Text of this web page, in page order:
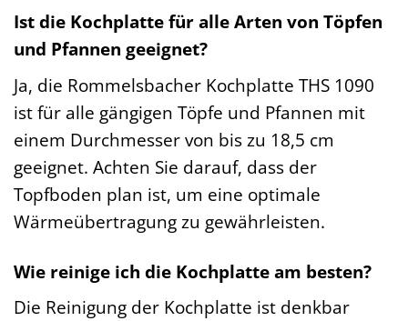
Ist die Kochplatte für alle Arten von Töpfen
und Pfannen geeignet?
Ja, die Rommelsbacher Kochplatte THS 1090
ist für alle gängigen Töpfe und Pfannen mit
einem Durchmesser von bis zu 18,5 cm
geeignet. Achten Sie darauf, dass der
Topfboden plan ist, um eine optimale
Wärmeübertragung zu gewährleisten.
Wie reinige ich die Kochplatte am besten?
Die Reinigung der Kochplatte ist denkbar